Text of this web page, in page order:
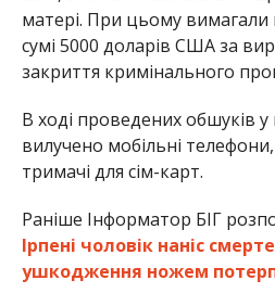
матері. При цьому вимагали
сумі 5000 доларів США за
закриття кримінального
В ході проведених обшуків
вилучено мобільні
тримачі для сім-карт.
Раніше Інформатор БІГ
Ірпені чоловік наніс
ушкодження ножем